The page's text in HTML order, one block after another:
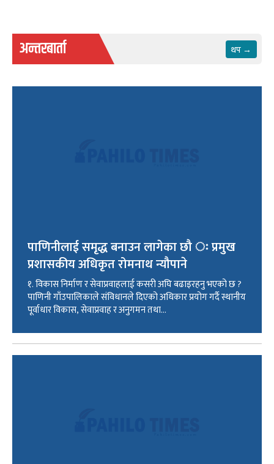
अन्तरबार्ता थप →
पाणिनीलाई समृद्ध बनाउन लागेका छौ ः प्रमुख
प्रशासकीय अधिकृत रोमनाथ न्यौपाने
१. विकास निर्माण र सेवाप्रवाहलाई कसरी अघि बढाइरहनु भएको छ ?
पाणिनी गाँउपालिकाले संविधानले दिएको अधिकार प्रयोग गर्दै स्थानीय
पूर्वाधार विकास, सेवाप्रवाह र अनुगमन तथा...